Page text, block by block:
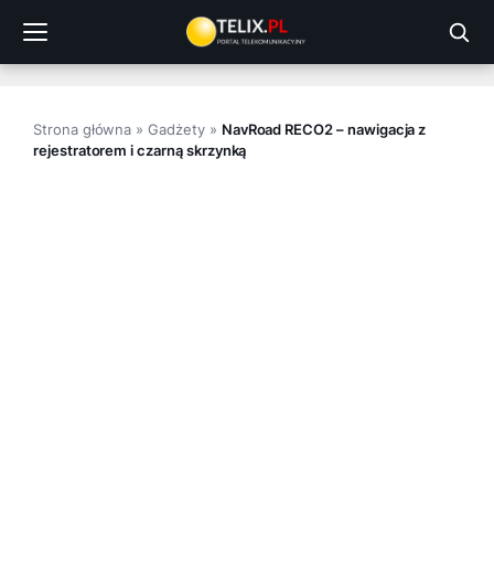
treści
Strona główna »Gadżety» NavRoad RECO2 – nawigacja z
rejestratorem i czarną skrzynką